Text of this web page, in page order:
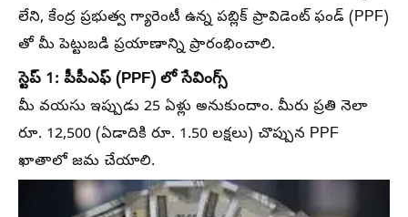
లేని, కేంద్ర ప్రభుత్వ గ్యారెంటీ ఉన్న పబ్లిక్ ప్రావిడెంట్ ఫండ్ (PPF)
తో మీ పెట్టుబడి ప్రయాణాన్ని ప్రారంభించాలి.
స్టెప్ 1: పీపీఎఫ్ (PPF) లో సేవింగ్స్
మీ వయసు ఇప్పుడు 25 ఏళ్లు అనుకుందాం. మీరు ప్రతి నెలా
రూ. 12,500 (ఏడాదికి రూ. 1.50 లక్షలు) చొప్పున PPF
ఖాతాలో జమ చేయాలి.